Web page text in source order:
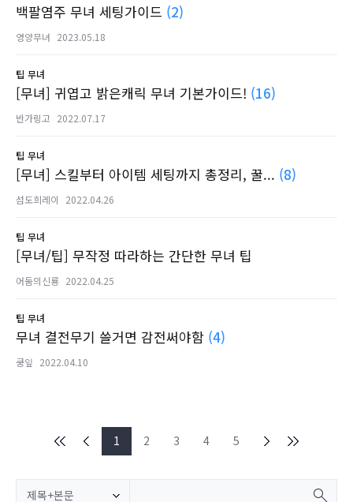
백팔염주 무녀 세팅가이드 (2)
영양무녀 2023.05.18
팁 무녀
[무녀] 귀엽고 밝은캐릭 무녀 기본가이드! (16)
반가링고 2022.07.17
팁 무녀
[무녀] 스킬부터 아이템 세팅까지 총정리, 꿀... (8)
섬도희레이 2022.04.26
팁 무녀
[무녀/팁] 무작정 따라하는 간단한 무녀 팁
어둠의신룡 2022.04.25
팁 무녀
무녀 결전무기 쓸거면 감전써야함 (4)
쿵잎 2022.04.10
1 2 3 4 5
제목+본문